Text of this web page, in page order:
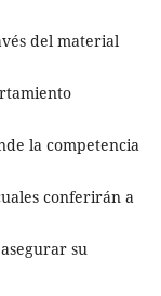
del material
la competencia
conferirán a
su